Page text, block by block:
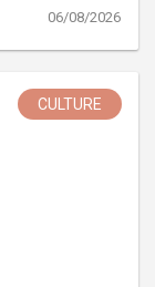
06/08/2026
CULTURE